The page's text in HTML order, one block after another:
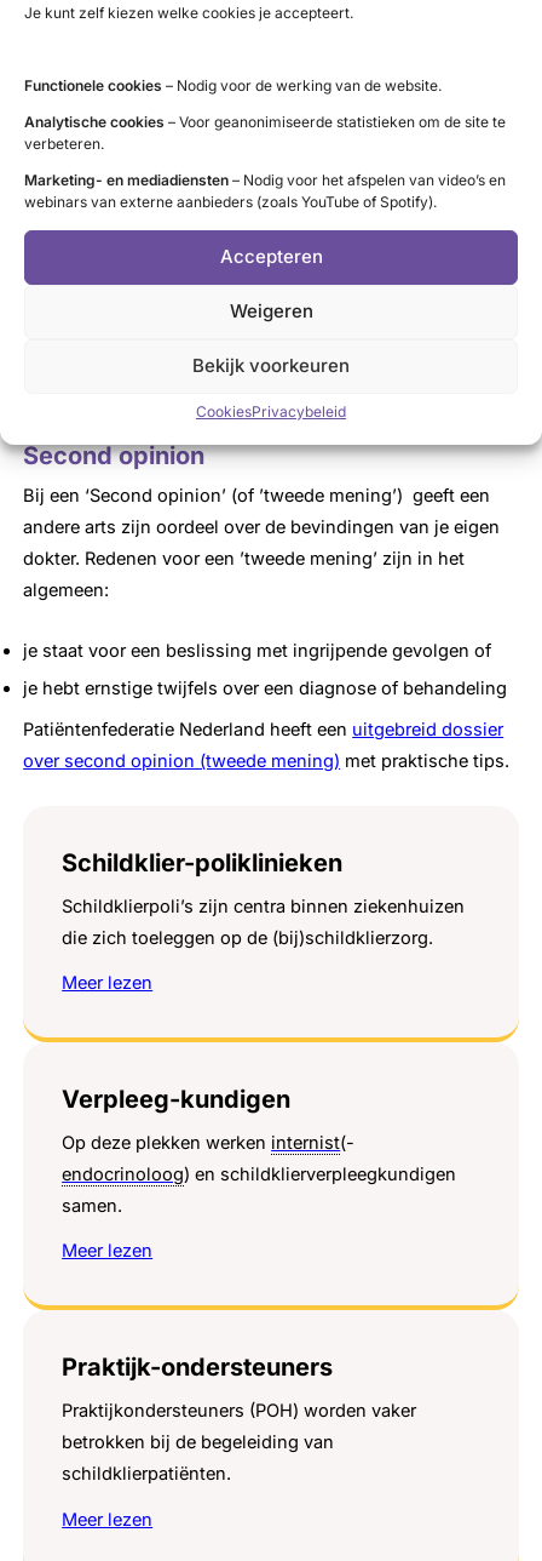
Je kunt zelf kiezen welke cookies je accepteert.
Functionele cookies – Nodig voor de werking van de website.
Analytische cookies – Voor geanonimiseerde statistieken om de site te
verbeteren.
Marketing- en mediadiensten – Nodig voor het afspelen van video’s en
webinars van externe aanbieders (zoals YouTube of Spotify).
Accepteren
Weigeren
Bekijk voorkeuren
CookiesPrivacybeleid
De keuze voor een arts is heel persoonlijk
die bij jou past. Als je een chronische aandoening hebt,
zoals schildklierziekte, bouw je tenslotte een langdurige
band op met je arts. Bepaal wat jij belangrijk vindt.
lees meningen van andere patiënten
(
bespreek met je huisarts wat voor jou telt
maak zo mogelijk eerst kennis
informeer bij je zorgverzekeraar
Second opinion
Bij een ‘Second opinion’ (of ’tweede mening’) geeft een
andere arts zijn oordeel over de bevindingen van je eigen
dokter. Redenen voor een ’tweede mening’ zijn in het
algemeen:
je staat voor een beslissing met ingrijpende gevolgen of
je hebt ernstige twijfels over een diagnose of behandeling
Patiëntenfederatie Nederland heeft een uitgebreid dossier
over second opinion (tweede mening) met praktische tips.
Schildklier-poliklinieken
Schildklierpoli’s zijn centra binnen ziekenhuizen
die zich toeleggen op de (bij)schildklierzorg.
Meer lezen
Verpleeg-kundigen
Op deze plekken werken internist(-
endocrinoloog) en schildklierverpleegkundigen
samen.
Meer lezen
Praktijk-ondersteuners
Praktijkondersteuners (POH) worden vaker
betrokken bij de begeleiding van
schildklierpatiënten.
Meer lezen